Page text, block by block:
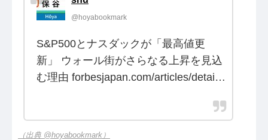
@hoyabookmark
S&P500とナスダックが「最高値更
新」 ウォール街がさらなる上昇を見込
む理由 forbesjapan.com/articles/detai…
（出典 @hoyabookmark）